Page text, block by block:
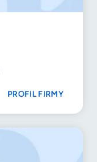
PROFIL FIRMY